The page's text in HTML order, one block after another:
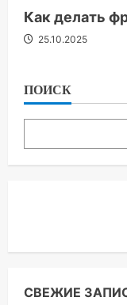
Как делать
25.10.2025
ПОИСК
СВЕЖИЕ